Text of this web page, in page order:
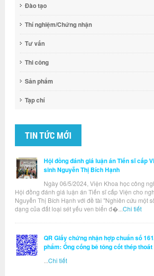
Đào tạo
Thí nghiệm/Chứng nhận
Tư vấn
Thi công
Sản phẩm
Tạp chí
TIN TỨC MỚI
Hội đồng đánh giá luận án Tiến sĩ cấp
sinh Nguyễn Thị Bích Hạnh
Ngày 06/5/2024, Viện Khoa học công
Hội đồng đánh giá luận án Tiến sĩ cấp Viện cho
Nguyễn Thị Bích Hạnh với đề tài "Nghiên cứu một
dạng của đất loại sét yếu ven biển đ�... Chi tiết
QR Giấy chứng nhận hợp chuẩn số
phẩm: Ống cống bê tông cốt thép
Chi tiết